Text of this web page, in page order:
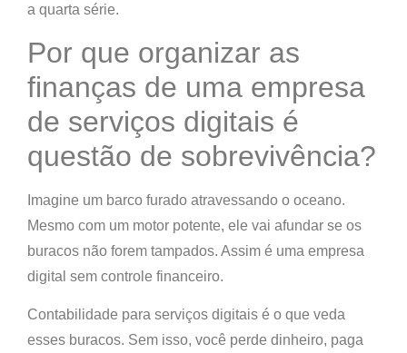
a quarta série.
Por que organizar as
finanças de uma empresa
de serviços digitais é
questão de sobrevivência?
Imagine um barco furado atravessando o oceano.
Mesmo com um motor potente, ele vai afundar se os
buracos não forem tampados. Assim é uma empresa
digital sem controle financeiro.
Contabilidade para serviços digitais é o que veda
esses buracos. Sem isso, você perde dinheiro, paga